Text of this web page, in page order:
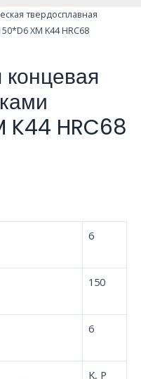
твердосплавная
XM K44 HRC68
K44 HRC68
6
150
6
K, P